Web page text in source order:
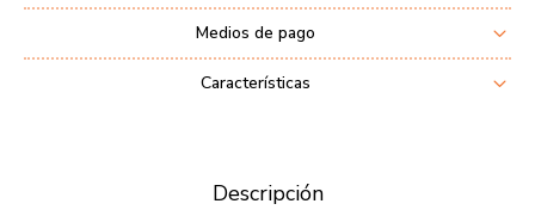
Medios de pago
Características
Descripción